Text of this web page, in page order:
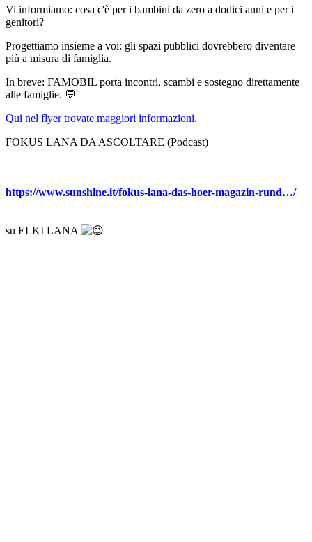
Vi informiamo: cosa c'è per i bambini da zero a dodici anni e per i
genitori?
Progettiamo insieme a voi: gli spazi pubblici dovrebbero diventare
più a misura di famiglia.
In breve: FAMOBIL porta incontri, scambi e sostegno direttamente
alle famiglie. 💬
Qui nel flyer trovate maggiori informazioni.
FOKUS LANA DA ASCOLTARE (Podcast)
https://www.sunshine.it/fokus-lana-das-hoer-magazin-rund…/
su ELKI LANA